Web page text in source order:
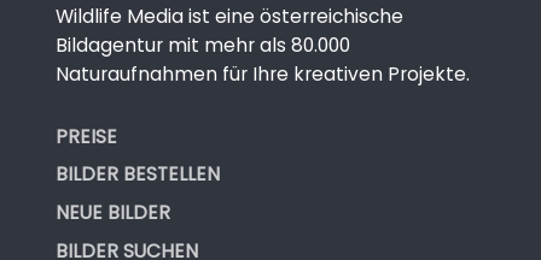
Wildlife Media ist eine österreichische
Bildagentur mit mehr als 80.000
Naturaufnahmen für Ihre kreativen Projekte.
PREISE
BILDER BESTELLEN
NEUE BILDER
BILDER SUCHEN